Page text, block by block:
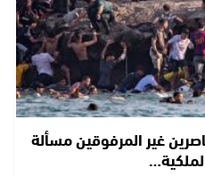
غير المرفوقين مسألة